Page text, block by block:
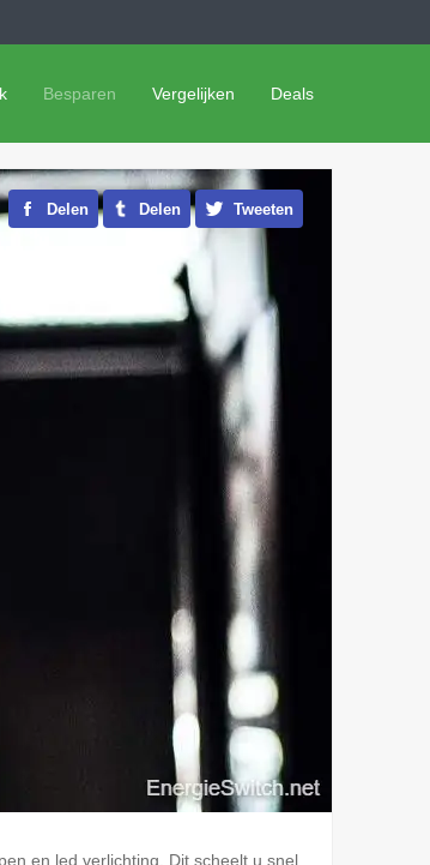
Besparen Vergelijken Deals
Delen Delen Tweeten
en led verlichting. Dit scheelt u snel